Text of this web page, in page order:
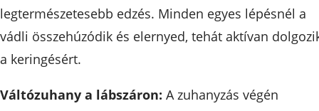
legtermészetesebb edzés. Minden egyes lépésnél a
vádli összehúzódik és elernyed, tehát aktívan
a keringésért.
Váltózuhany a lábszáron: A zuhanyzás végén